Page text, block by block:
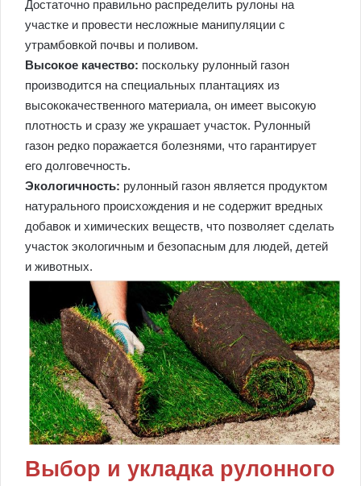
Достаточно правильно распределить рулоны на
участке и провести несложные манипуляции с
утрамбовкой почвы и поливом.
Высокое качество: поскольку рулонный газон
производится на специальных плантациях из
высококачественного материала, он имеет высокую
плотность и сразу же украшает участок. Рулонный
газон редко поражается болезнями, что гарантирует
его долговечность.
Экологичность: рулонный газон является продуктом
натурального происхождения и не содержит вредных
добавок и химических веществ, что позволяет сделать
участок экологичным и безопасным для людей, детей
и животных.
Выбор и укладка рулонного